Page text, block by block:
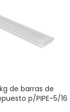
de barras de
p/PIPE-5/16